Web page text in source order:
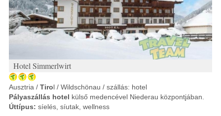
Hotel Simmerlwirt
Ausztria / Tirol / Wildschönau / szállás: hotel
Pályaszállás hotel külső medencével Niederau központjában.
Úttípus: síelés, síutak, wellness